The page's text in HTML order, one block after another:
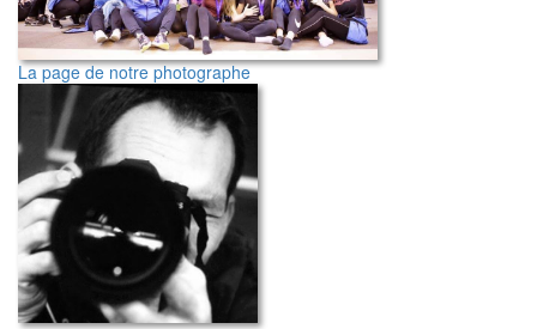
La page de notre photographe